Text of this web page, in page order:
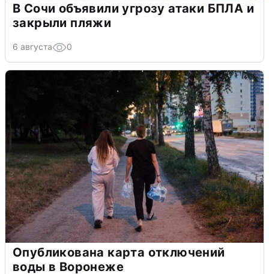
В Сочи объявили угрозу атаки БПЛА и
закрыли пляжи
6 августа 0
Опубликована карта отключений
воды в Воронеже